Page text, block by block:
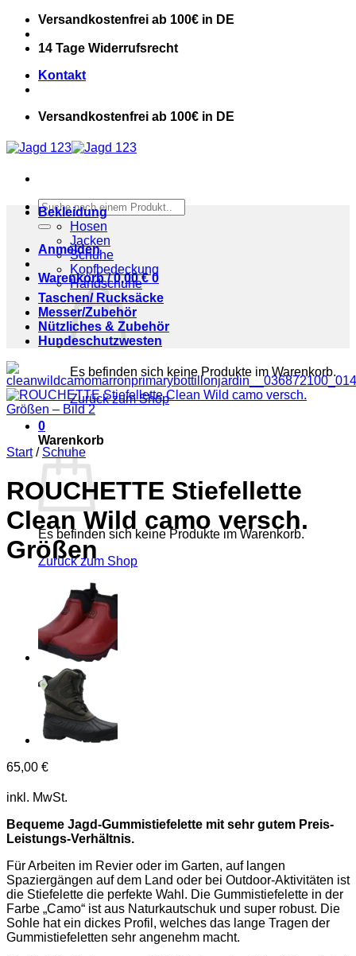
Zum
Inhalt
springen
Versandkostenfrei ab 100€ in DE
14 Tage Widerrufsrecht
Kontakt
Versandkostenfrei ab 100€ in DE
Suchen
nach:
Anmelden
Warenkorb /0,00€ 0
Es befinden sich keine Produkte im Warenkorb.
Zurück zum Shop
0
Warenkorb
Es befinden sich keine Produkte im Warenkorb.
Zurück zum Shop
Bekleidung
Hosen
Jacken
Schuhe
Kopfbedeckung
Handschuhe
Taschen/ Rucksäcke
Messer/Zubehör
Nützliches & Zubehör
Hundeschutzwesten
Start / Schuhe
ROUCHETTE Stiefellette
Clean Wild camo versch.
Größen
65,00 €
inkl. MwSt.
Bequeme Jagd-Gummistiefelette mit sehr gutem Preis-
Leistungs-Verhältnis.
Für Arbeiten im Revier oder im Garten, auf langen
Spaziergängen auf dem Land oder bei Outdoor-Aktivitäten ist
die Stiefelette die perfekte Wahl. Die Gummistiefelette in der
Farbe „Camo“ ist aus Naturkautschuk und super robust. Die
Sohle hat ein dickes Profil, welches das lange Tragen der
Gummistiefeletten sehr angenehm macht.